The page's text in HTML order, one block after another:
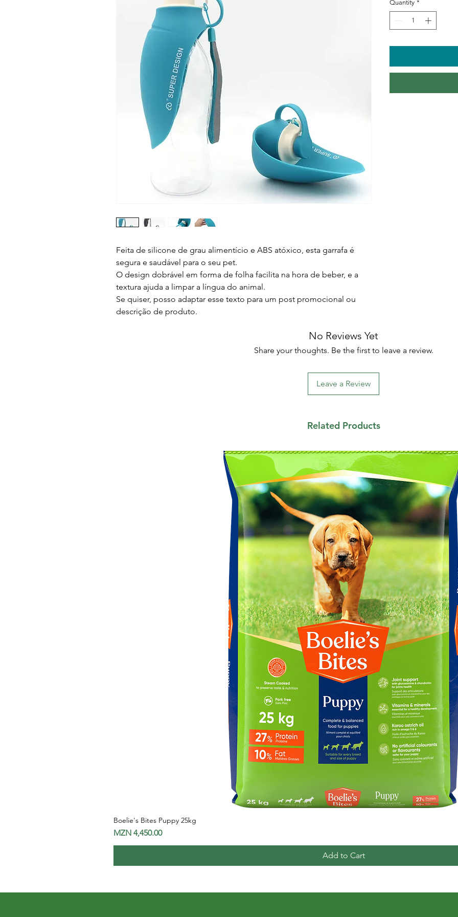
Feita de silicone de grau alimentício e ABS atóxico, esta garrafa é
segura e saudável para o seu pet.
O design dobrável em forma de folha facilita na hora de beber, e a
textura ajuda a limpar a língua do animal.
Se quiser, posso adaptar esse texto para um post promocional ou
descrição de produto.
Quantity *
No Reviews Yet
Share your thoughts. Be the first to leave a review.
Leave a Review
Related Products
Boelie's Bites Puppy 25kg
Price
MZN 4,450.00
Add to Cart